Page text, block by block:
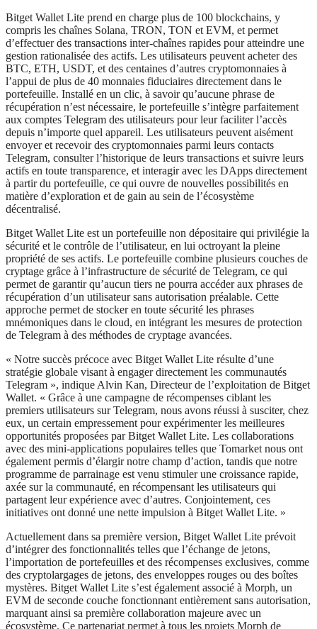
Bitget Wallet Lite prend en charge plus de 100 blockchains, y
compris les chaînes Solana, TRON, TON et EVM, et permet
d’effectuer des transactions inter-chaînes rapides pour atteindre une
gestion rationalisée des actifs. Les utilisateurs peuvent acheter des
BTC, ETH, USDT, et des centaines d’autres cryptomonnaies à
l’appui de plus de 40 monnaies fiduciaires directement dans le
portefeuille. Installé en un clic, à savoir qu’aucune phrase de
récupération n’est nécessaire, le portefeuille s’intègre parfaitement
aux comptes Telegram des utilisateurs pour leur faciliter l’accès
depuis n’importe quel appareil. Les utilisateurs peuvent aisément
envoyer et recevoir des cryptomonnaies parmi leurs contacts
Telegram, consulter l’historique de leurs transactions et suivre leurs
actifs en toute transparence, et interagir avec les DApps directement
à partir du portefeuille, ce qui ouvre de nouvelles possibilités en
matière d’exploration et de gain au sein de l’écosystème
décentralisé.
Bitget Wallet Lite est un portefeuille non dépositaire qui privilégie la
sécurité et le contrôle de l’utilisateur, en lui octroyant la pleine
propriété de ses actifs. Le portefeuille combine plusieurs couches de
cryptage grâce à l’infrastructure de sécurité de Telegram, ce qui
permet de garantir qu’aucun tiers ne pourra accéder aux phrases de
récupération d’un utilisateur sans autorisation préalable. Cette
approche permet de stocker en toute sécurité les phrases
mnémoniques dans le cloud, en intégrant les mesures de protection
de Telegram à des méthodes de cryptage avancées.
« Notre succès précoce avec Bitget Wallet Lite résulte d’une
stratégie globale visant à engager directement les communautés
Telegram », indique Alvin Kan, Directeur de l’exploitation de Bitget
Wallet. « Grâce à une campagne de récompenses ciblant les
premiers utilisateurs sur Telegram, nous avons réussi à susciter, chez
eux, un certain empressement pour expérimenter les meilleures
opportunités proposées par Bitget Wallet Lite. Les collaborations
avec des mini-applications populaires telles que Tomarket nous ont
également permis d’élargir notre champ d’action, tandis que notre
programme de parrainage est venu stimuler une croissance rapide,
axée sur la communauté, en récompensant les utilisateurs qui
partagent leur expérience avec d’autres. Conjointement, ces
initiatives ont donné une nette impulsion à Bitget Wallet Lite. »
Actuellement dans sa première version, Bitget Wallet Lite prévoit
d’intégrer des fonctionnalités telles que l’échange de jetons,
l’importation de portefeuilles et des récompenses exclusives, comme
des cryptolargages de jetons, des enveloppes rouges ou des boîtes
mystères. Bitget Wallet Lite s’est également associé à Morph, un
EVM de seconde couche fonctionnant entièrement sans autorisation,
marquant ainsi sa première collaboration majeure avec un
écosystème. Ce partenariat permet à tous les projets Morph de